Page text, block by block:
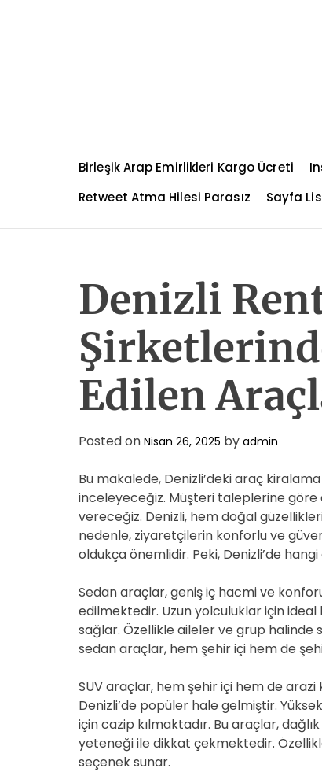
t
Birleşik Arap Emirlikleri Kargo Ücreti
Retweet Atma Hilesi Parasız
Sayfa
Denizli
Edilen
Posted on Nisan 26, 2025 by admin
Bu makalede, Denizli’deki araç
inceleyeceğiz. Müşteri taleplerine göre
vereceğiz. Denizli, hem doğal
nedenle, ziyaretçilerin konforlu ve
oldukça önemlidir. Peki, Denizli’de
Sedan araçlar, geniş iç hacmi ve
edilmektedir. Uzun yolculuklar için
sağlar. Özellikle aileler ve grup
sedan araçlar, hem şehir içi hem de
SUV araçlar, hem şehir içi hem de
Denizli’de popüler hale gelmiştir.
için cazip kılmaktadır. Bu araçlar,
yeteneği ile dikkat çekmektedir.
seçenek sunar.